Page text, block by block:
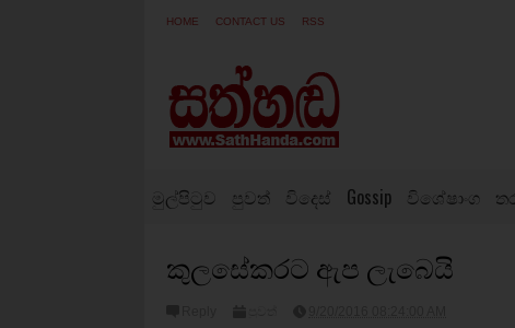
HOME CONTACT US RSS
මුල්පිටුව පුවත් විදෙස් Gossip විශේෂාංග
කුලසේකරට ඇප ලැබෙයි